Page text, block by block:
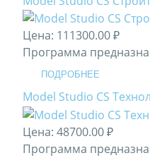
Цена: 111300.00 ₽
Программа
ПОДРОБНЕЕ
Model Studio CS
Цена: 48700.00 ₽
Программа